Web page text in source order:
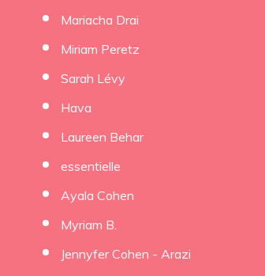
Mariacha Drai
Miriam Peretz
Sarah Lévy
Hava
Laureen Behar
essentielle
Ayala Cohen
Myriam B.
Jennyfer Cohen - Arazi